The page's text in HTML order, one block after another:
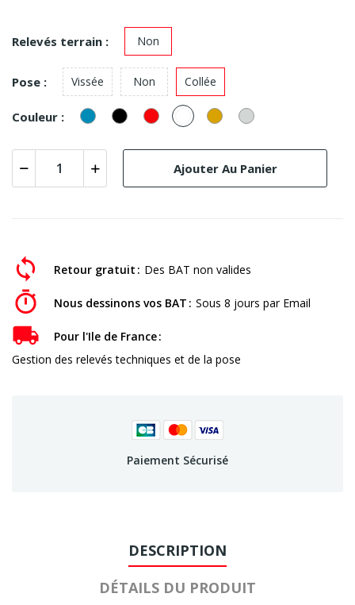
Relevés terrain : Non
Pose : Vissée Non Collée
Couleur : Bleu Noir RougeBlanc Or Alu
Ajouter Au Panier
Retour gratuit Des BAT non valides
Nous dessinons vos BAT Sous 8 jours par Email
Pour l'Ile de France
Gestion des relevés techniques et de la pose
Paiement Sécurisé
DESCRIPTION
DÉTAILS DU PRODUIT